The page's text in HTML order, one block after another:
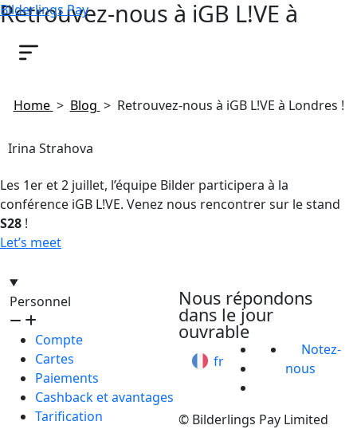
Bilderlings Pay
Retrouvez-nous à iGB L!VE à
Londres !
Home > Blog > Retrouvez-nous à iGB L!VE à Londres !
Irina Strahova
Les 1er et 2 juillet, l’équipe Bilder participera à la
conférence iGB L!VE. Venez nous rencontrer sur le stand
S28 !
Let’s meet
Personnel
Compte
Cartes
Paiements
Cashback et avantages
Tarification
Nous répondons
dans le jour
ouvrable
fr
Notez-
nous
© Bilderlings Pay Limited